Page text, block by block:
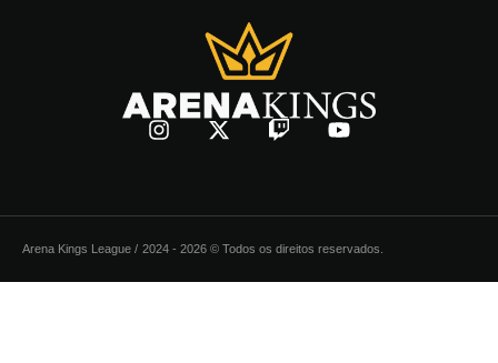
Arena Kings League / 2024 - 2026 © Todos os direitos reservados.